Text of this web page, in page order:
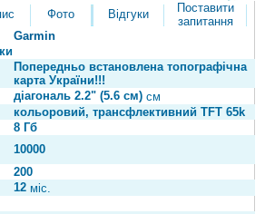
Фото Відгуки
Поставити
запитання
Garmin
Попередньо встановлена ​​топографічна
карта України!!!
діагональ 2.2" (5.6 см) см
кольоровий, трансфлективний TFT 65k
8 Гб
10000
200
12 міс.